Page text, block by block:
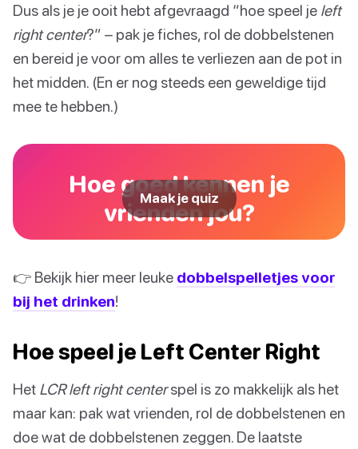
Dus als je je ooit hebt afgevraagd “hoe speel je left
right center?” – pak je fiches, rol de dobbelstenen
en bereid je voor om alles te verliezen aan de pot in
het midden. (En er nog steeds een geweldige tijd
mee te hebben.)
Hoe goed kennen je
vrienden jou?
Maak je quiz
👉 Bekijk hier meer leuke dobbelspelletjes voor
bij het drinken!
Hoe speel je Left Center Right
Het LCR left right centerspel is zo makkelijk als het
maar kan: pak wat vrienden, rol de dobbelstenen en
doe wat de dobbelstenen zeggen. De laatste